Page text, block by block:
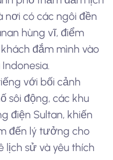
nơi có các ngôi đền
hùng vĩ, điểm
đắm mình vào
với bối cảnh
sôi động, các khu
điện Sultan, khiến
đến lý tưởng cho
sử và yêu thích